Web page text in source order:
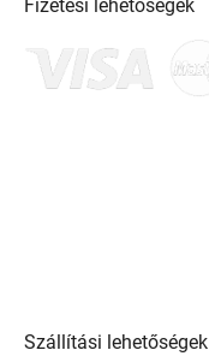
Fizetési lehetőségek
Szállítási lehetőségek